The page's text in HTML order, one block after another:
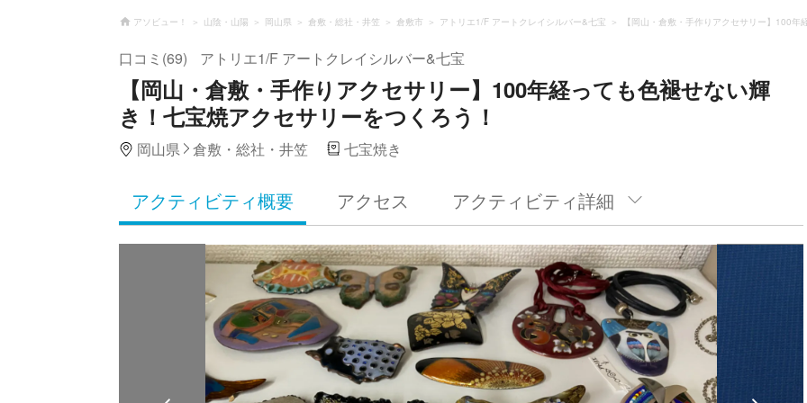
アソビュー！ 山陰・山陽 岡山県 倉敷・総社・井笠 倉敷市 アトリエ1/F アートクレイシルバー&七宝 【岡山・倉敷・手作りアクセサリー】100
口コミ(69) アトリエ1/F アートクレイシルバー&七宝
【岡山・倉敷・手作りアクセサリー】100年経っても色褪せない輝
き！七宝焼アクセサリーをつくろう！
岡山県 倉敷・総社・井笠 七宝焼き
アクティビティ概要 アクセス アクティビティ詳細